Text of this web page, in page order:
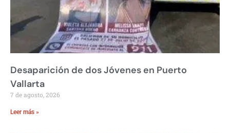
Desaparición de dos Jóvenes en Puerto
Vallarta
7 de agosto, 2026
Leer más »